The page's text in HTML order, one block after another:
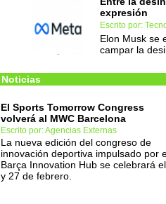
expresión
Escrito por:
Elon Musk se
campar la
Noticias
El Sports Tomorrow Congress
volverá al MWC Barcelona
Escrito por: Agencias Externas
La nueva edición del congreso de
innovación deportiva impulsado por
Barça Innovation Hub se celebrará
y 27 de febrero.